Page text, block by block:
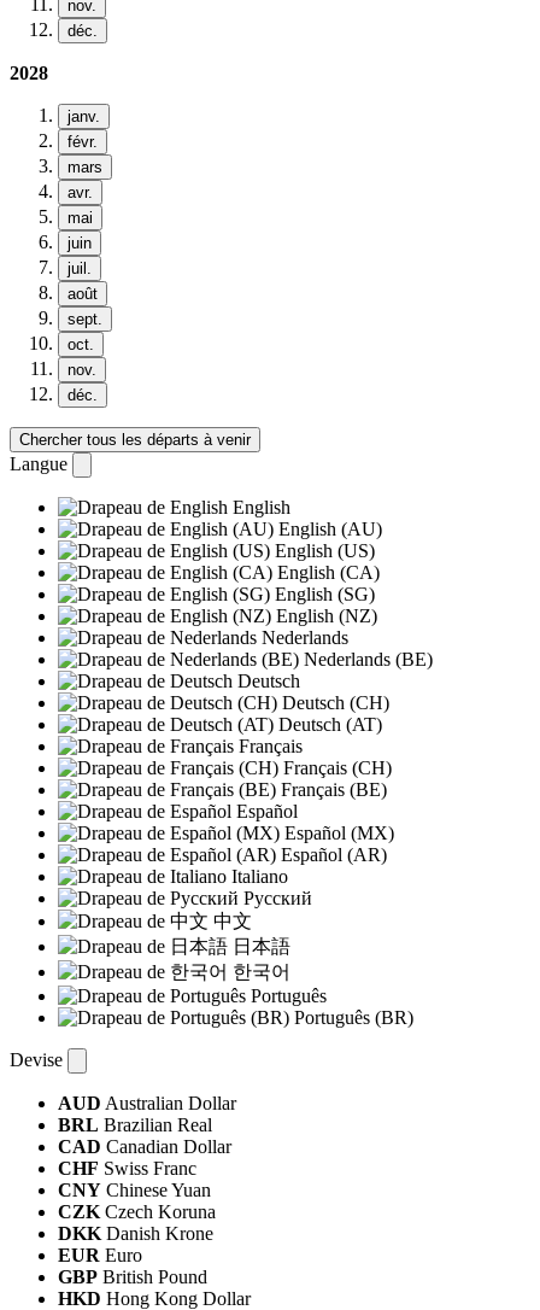
nov.
déc.
2028
janv.
févr.
mars
avr.
mai
juin
juil.
août
sept.
oct.
nov.
déc.
Chercher tous les départs à venir
Langue
English
English (AU)
English (US)
English (CA)
English (SG)
English (NZ)
Nederlands
Nederlands (BE)
Deutsch
Deutsch (CH)
Deutsch (AT)
Français
Français (CH)
Français (BE)
Español
Español (MX)
Español (AR)
Italiano
Русский
中文
日本語
한국어
Português
Português (BR)
Devise
AUD Australian Dollar
BRL Brazilian Real
CAD Canadian Dollar
CHF Swiss Franc
CNY Chinese Yuan
CZK Czech Koruna
DKK Danish Krone
EUR Euro
GBP British Pound
HKD Hong Kong Dollar